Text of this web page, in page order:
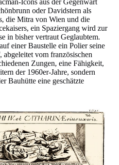
Icons aus der Gegenwart
oder Davidstern als
die Mitra von Wien und die
ein Spaziergang wird zur
in bisher vertraut Geglaubtem.
einer Baustelle ein Polier seine
vom französischen
Zungen, eine Fähigkeit,
der 1960er-Jahre, sondern
Bauhütte eine geschätzte